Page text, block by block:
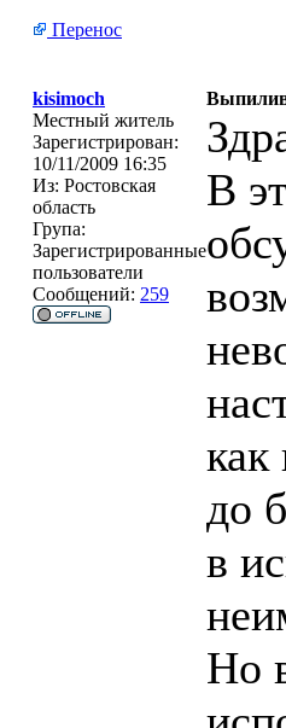
Перенос
kisimoch
Местный житель
Зарегистрирован:
10/11/2009 16:35
Из: Ростовская
область
Група:
Зарегистрированные
пользователи
Сообщений: 259
В
как
до
в
Но